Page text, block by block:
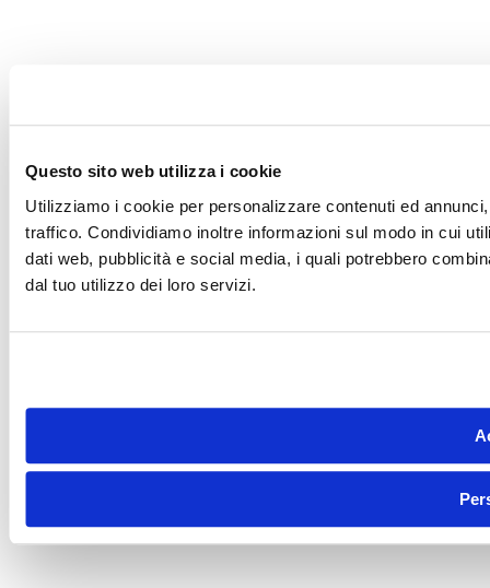
Questo sito web utilizza i cookie
Utilizziamo i cookie per personalizzare contenuti ed
traffico. Condividiamo inoltre informazioni sul modo in cui
dati web, pubblicità e social media, i quali potrebbero
dal tuo utilizzo dei loro servizi.